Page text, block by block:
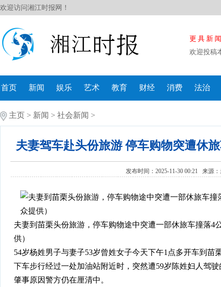
欢迎访问湘江时报网！
更具新
欢迎投稿
首页 新闻 娱乐 艺术 教育 财经 消费 法治
主页 > 新闻 > 社会新闻 >
夫妻驾车赴头份旅游 停车购物突遭休
发布时间：2025-11-30 00:21 来源：
夫妻到苗栗头份旅游，停车购物途中突遭一部休旅车撞落4
供）
54岁杨姓男子与妻子53岁曾姓女子今天下午1点多开车到
下车步行经过一处加油站附近时，突然遭59岁陈姓妇人驾
肇事原因警方仍在厘清中。